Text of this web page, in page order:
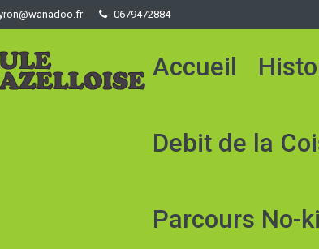
0679472884
Accueil
Debit de la
Parcours No-